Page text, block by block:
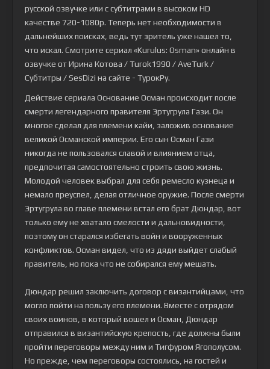
русской озвучке или с субтитрами в высоком HD
качестве 720-1080p. Теперь нет необходимости в
дальнейших поисках, ведь тут зритель уже нашел то,
что искал. Смотрите сериал «Kurulus: Osman» онлайн в
озвучке от Ирина Котова / Turok1990 / AveTurk /
Субтитры / SesDizi на сайте - ТурокРу.
Действие сериала Основание Осман происходит после
смерти легендарного правителя Эртугрула Гази. Он
многое сделал для племени кайи, заложив основание
великой Османской империи. Его сын Осман Гази
никогда не пользовался славой и влиянием отца,
предпочитая самостоятельно строить свою жизнь.
Молодой человек выбрал для себя ремесло кузнеца и
немало преуспел, делая отличное оружие. После смерти
Эртугрула во главе племени встал его брат Дюндар, вот
только ему не хватало смелости и дальновидности,
поэтому он старался избегать войн и вооруженных
конфликтов. Осман видел, что из дяди выйдет слабый
правитель, но пока что не собирался ему мешать.
Дюндар решил заключить договор с византийцами, что
могло пойти на пользу его племени. Вместе с отрядом
своих воинов, в который вошел и Осман, Дюндар
отправился в византийскую крепость, где должны были
пройти переговоры между ним и Тигфуром Ягополусом.
Но прежде, чем переговоры состоялись, на гостей и